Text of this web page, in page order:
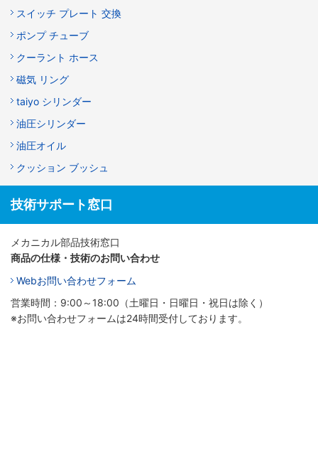
スイッチ プレート 交換
ポンプ チューブ
クーラント ホース
磁気 リング
taiyo シリンダー
油圧シリンダー
油圧オイル
クッション ブッシュ
技術サポート窓口
メカニカル部品技術窓口
商品の仕様・技術のお問い合わせ
Webお問い合わせフォーム
営業時間：9:00～18:00（土曜日・日曜日・祝日は除く）
※お問い合わせフォームは24時間受付しております。